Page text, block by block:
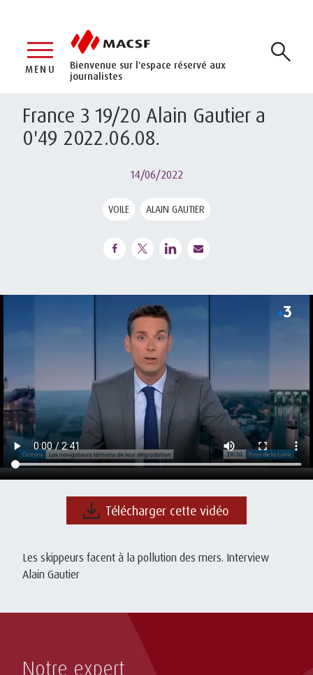
Bienvenue sur l'espace réservé aux
journalistes
MENU
France 3 19/20 Alain Gautier a
0'49 2022.06.08.
14/06/2022
VOILE ALAIN GAUTIER
Télécharger cette vidéo
Les skippeurs facent à la pollution des mers. Interview
Alain Gautier
Notre expert